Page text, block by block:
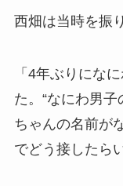
西畑は当時を振
「4年ぶりにな
た。“なにわ男
ちゃんの名前が
でどう接したら